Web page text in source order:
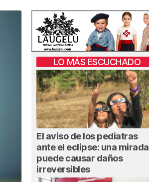
LO MÁS ESCUCHADO
El aviso de los pediatras
ante el eclipse: una mirada
puede causar daños
irreversibles